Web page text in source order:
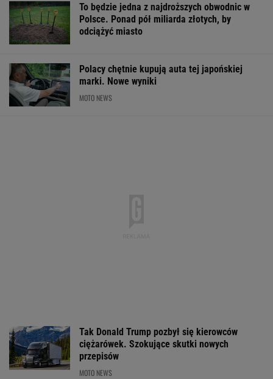
To będzie jedna z najdroższych obwodnic w
Polsce. Ponad pół miliarda złotych, by
odciążyć miasto
Polacy chętnie kupują auta tej japońskiej
marki. Nowe wyniki
MOTO NEWS
Tak Donald Trump pozbył się kierowców
ciężarówek. Szokujące skutki nowych
przepisów
MOTO NEWS